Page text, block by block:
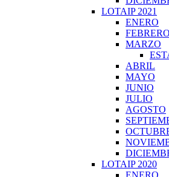
LOTAIP 2021
ENERO
FEBRERO
MARZO
ABRIL
MAYO
JUNIO
JULIO
AGOSTO
LOTAIP 2020
ENERO